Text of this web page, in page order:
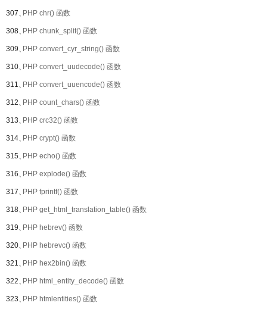
307、PHP chr() 函数
308、PHP chunk_split() 函数
309、PHP convert_cyr_string() 函数
310、PHP convert_uudecode() 函数
311、PHP convert_uuencode() 函数
312、PHP count_chars() 函数
313、PHP crc32() 函数
314、PHP crypt() 函数
315、PHP echo() 函数
316、PHP explode() 函数
317、PHP fprintf() 函数
318、PHP get_html_translation_table() 函数
319、PHP hebrev() 函数
320、PHP hebrevc() 函数
321、PHP hex2bin() 函数
322、PHP html_entity_decode() 函数
323、PHP htmlentities() 函数